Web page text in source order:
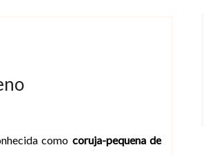
como coruja-pequena de